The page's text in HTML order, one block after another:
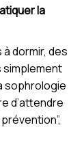
la
dormir, des
sophrologie
d’attendre